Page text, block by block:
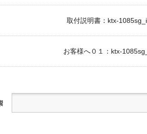
取付説明書：ktx-
お客様へ０１：ktx-